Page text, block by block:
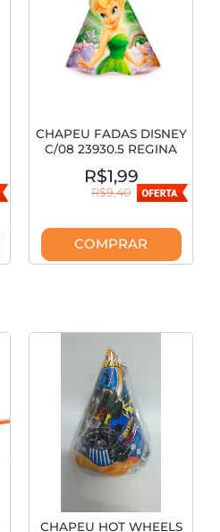
CHAPEU FADAS DISNEY
C/08 23930.5 REGINA
R$1,99
R$9,40
COMPRAR
CHAPEU HOT WHEELS